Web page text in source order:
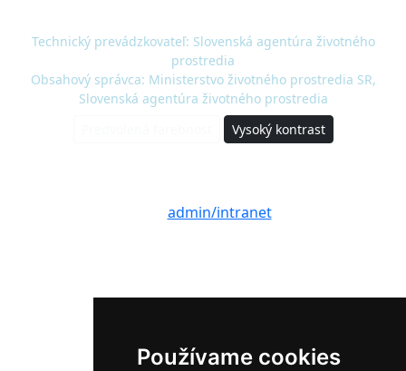
Používame cookies
Technický prevádzkovateľ: Slovenská agentúra životného
prostredia
Obsahový správca: Ministerstvo životného prostredia SR,
Slovenská agentúra životného prostredia
Vysoký kontrast
admin/intranet